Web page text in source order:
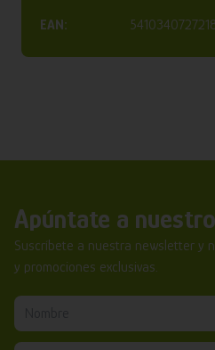
EAN:
Apúntate a
Suscríbete a nuestra newsletter y
y promociones exclusivas.